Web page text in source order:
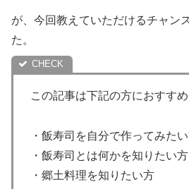
が、今回教えていただけるチャン
た。
この記事は下記の方におすす
・飯寿司を自分で作ってみた
・飯寿司とは何かを知りたい方
・郷土料理を知りたい方